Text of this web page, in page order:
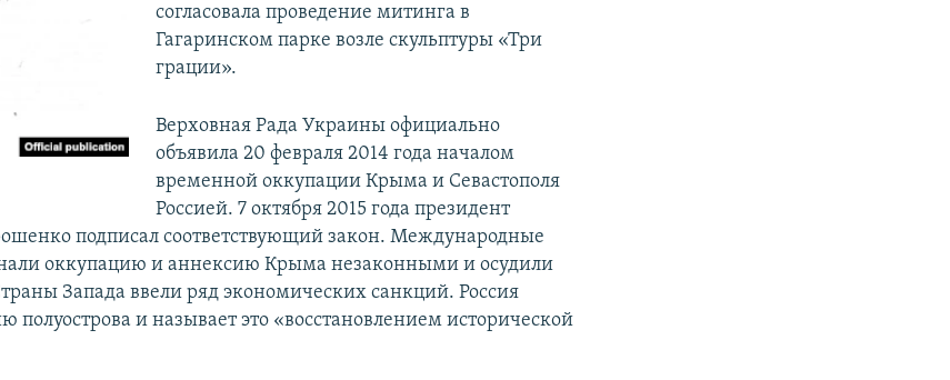
согласовала проведение митинга в
Гагаринском парке возле скульптуры «Три
грации».
Верховная Рада Украины официально
объявила 20 февраля 2014 года началом
временной оккупации Крыма и Севастополя
Россией. 7 октября 2015 года президент
подписал соответствующий закон. Международные
оккупацию и аннексию Крыма незаконными и осудили
Запада ввели ряд экономических санкций. Россия
полуострова и называет это «восстановлением исторической